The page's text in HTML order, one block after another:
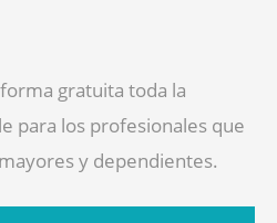
gratuita toda la
para los profesionales que
y dependientes.